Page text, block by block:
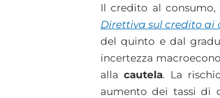
Il credito al
Direttiva sul credito ai
del quinto e dal
incertezza
alla cautela. La
aumento dei tassi di